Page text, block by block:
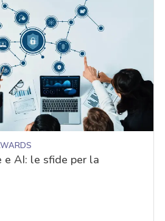
AI: le sfide per la